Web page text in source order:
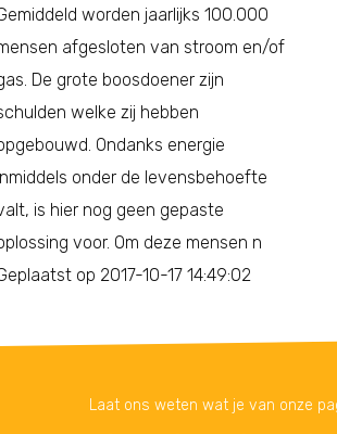
worden jaarlijks 100.000
afgesloten van stroom en/of
De grote boosdoener zijn
welke zij hebben
Ondanks energie
onder de levensbehoefte
is hier nog geen gepaste
voor. Om deze mensen n
op 2017-10-17 14:49:02
Laat ons weten wat je van onze